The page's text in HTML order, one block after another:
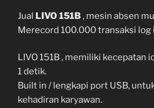
Jual LIVO 151B, mesin absen
Merecord 100.000 transaksi log
LIVO 151B , memiliki kecepatan
1 detik.
Built in / lengkapi port USB,
kehadiran karyawan.